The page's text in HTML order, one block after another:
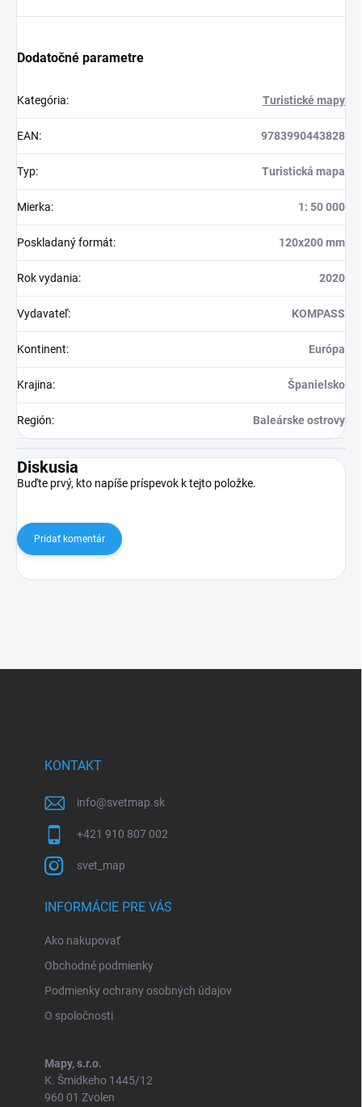
Dodatočné parametre
Kategória: Turistické mapy
EAN: 9783990443828
Typ: Turistická mapa
Mierka: 1: 50 000
Poskladaný formát: 120x200 mm
Rok vydania: 2020
Vydavateľ: KOMPASS
Kontinent: Európa
Krajina: Španielsko
Región: Baleárske ostrovy
Diskusia
Buďte prvý, kto napíše príspevok k tejto položke.
Pridať komentár
KONTAKT
info@svetmap.sk
+421 910 807 002
svet_map
INFORMÁCIE PRE VÁS
Ako nakupovať
Obchodné podmienky
Podmienky ochrany osobných údajov
O spoločnosti
Mapy, s.r.o.
K. Šmidkeho 1445/12
960 01 Zvolen